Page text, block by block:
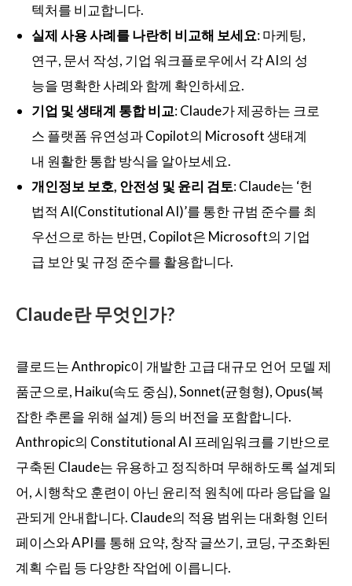
텍처를 비교합니다.
실제 사용 사례를 나란히 비교해 보세요: 마케팅,
연구, 문서 작성, 기업 워크플로우에서 각 AI의 성
능을 명확한 사례와 함께 확인하세요.
기업 및 생태계 통합 비교: Claude가 제공하는 크로
스 플랫폼 유연성과 Copilot의 Microsoft 생태계
내 원활한 통합 방식을 알아보세요.
개인정보 보호, 안전성 및 윤리 검토: Claude는 ‘헌
법적 AI(Constitutional AI)’를 통한 규범 준수를 최
우선으로 하는 반면, Copilot은 Microsoft의 기업
급 보안 및 규정 준수를 활용합니다.
Claude란 무엇인가?
클로드는 Anthropic이 개발한 고급 대규모 언어 모델 제
품군으로, Haiku(속도 중심), Sonnet(균형형), Opus(복
잡한 추론을 위해 설계) 등의 버전을 포함합니다.
Anthropic의 Constitutional AI 프레임워크를 기반으로
구축된 Claude는 유용하고 정직하며 무해하도록 설계되
어, 시행착오 훈련이 아닌 윤리적 원칙에 따라 응답을 일
관되게 안내합니다. Claude의 적용 범위는 대화형 인터
페이스와 API를 통해 요약, 창작 글쓰기, 코딩, 구조화된
계획 수립 등 다양한 작업에 이릅니다.